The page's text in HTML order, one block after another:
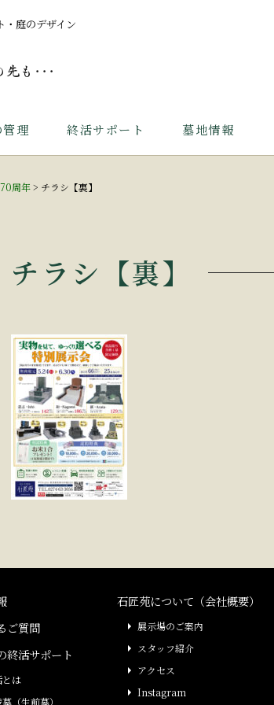
・庭のデザイン
管理 終活サポート 墓地情報
周年> チラシ【裏】
チラシ【裏】
ご質問
終活サポート
とは
（生前墓）
石匠苑について（会社概要）
展示場のご案内
スタッフ紹介
アクセス
Instagram